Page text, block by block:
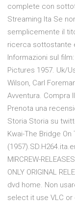
complete con
Streaming Ita Se
semplicemente il
ricerca sottostante
Informazioni sul
Pictures 1957. Uk/
Wilson, Carl
Avventura. Compra
Prenota una
Storia Storia su
Kwai-The Bridge On
MIRCREW-
ONLY ORIGINAL
dvd home. Non
select it use VLC